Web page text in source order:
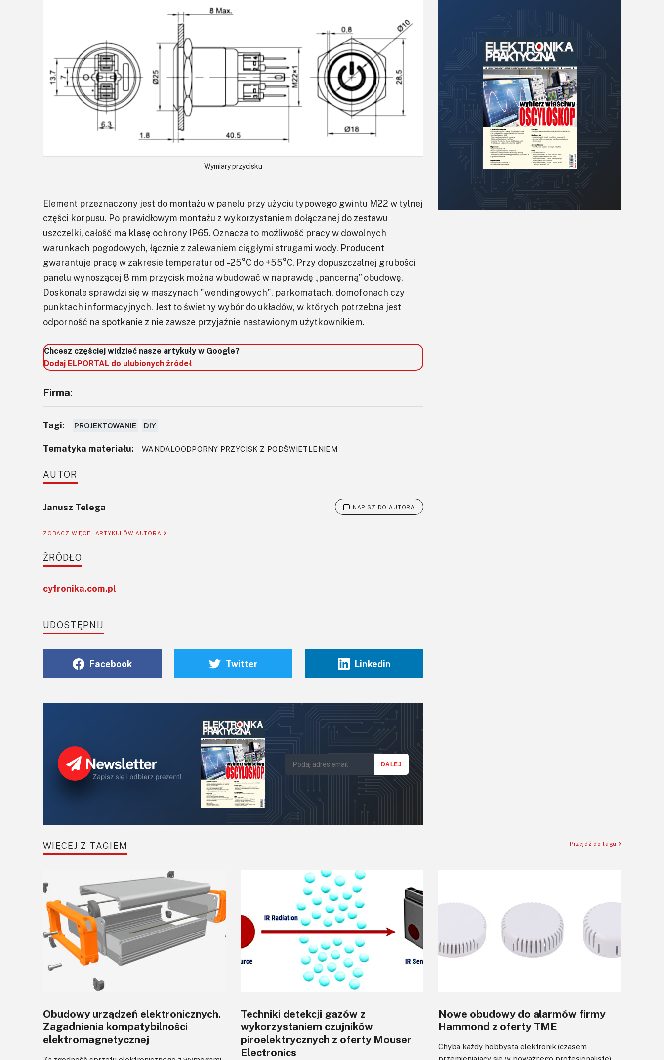
Wymiary przycisku
Element przeznaczony jest do montażu w panelu przy użyciu typowego gwintu M22 w tylnej
części korpusu. Po prawidłowym montażu z wykorzystaniem dołączanej do zestawu
uszczelki, całość ma klasę ochrony IP65. Oznacza to możliwość pracy w dowolnych
warunkach pogodowych, łącznie z zalewaniem ciągłymi strugami wody. Producent
gwarantuje pracę w zakresie temperatur od -25°C do +55°C. Przy dopuszczalnej grubości
panelu wynoszącej 8 mm przycisk można wbudować w naprawdę „pancerną” obudowę.
Doskonale sprawdzi się w maszynach "wendingowych", parkomatach, domofonach czy
punktach informacyjnych. Jest to świetny wybór do układów, w których potrzebna jest
odporność na spotkanie z nie zawsze przyjaźnie nastawionym użytkownikiem.
Chcesz częściej widzieć nasze artykuły w Google?
Dodaj ELPORTAL do ulubionych źródeł
Firma:
Tagi: PROJEKTOWANIE DIY
Tematyka materiału: WANDALOODPORNY PRZYCISK Z PODŚWIETLENIEM
AUTOR
Janusz Telega NAPISZ DO AUTORA
ZOBACZ WIĘCEJ ARTYKUŁÓW AUTORA
ŹRÓDŁO
cyfronika.com.pl
UDOSTĘPNIJ
Facebook Twitter Linkedin
Narzędzia
Optoelektronika
PCB/Montaż
Podstawy elektroniki
Podzespoły bierne
Półprzewodniki
Pomiary i testy
Projektowanie
Raspberry Pi
WIĘCEJ Z TAGIEM Przejdź do tagu
Obudowy urządzeń elektronicznych.
Zagadnienia kompatybilności
elektromagnetycznej
Techniki detekcji gazów z
wykorzystaniem czujników
piroelektrycznych z oferty Mouser
Electronics
Nowe obudowy do alarmów firmy
Hammond z oferty TME
Chyba każdy hobbysta elektronik (czasem